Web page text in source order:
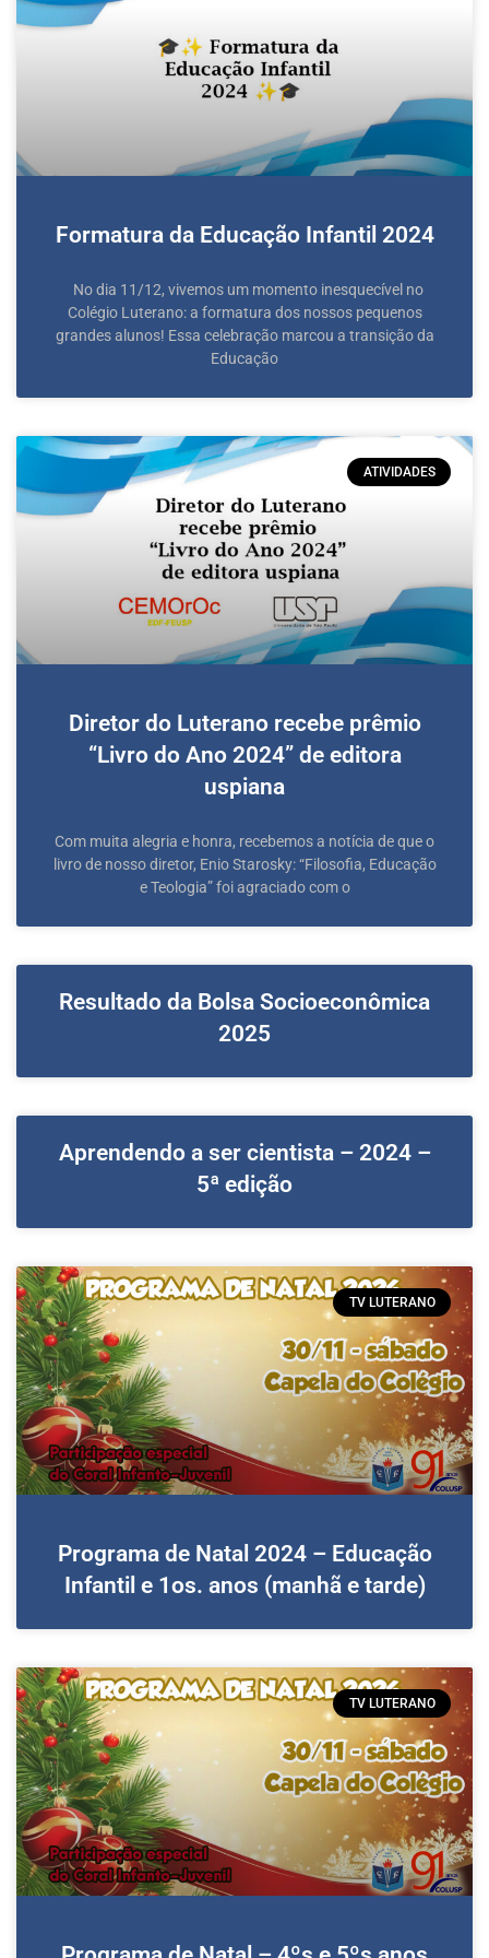
Formatura da Educação Infantil 2024
No dia 11/12, vivemos um momento inesquecível no
Colégio Luterano: a formatura dos nossos pequenos
grandes alunos! Essa celebração marcou a transição da
Educação
ATIVIDADES
Diretor do Luterano recebe prêmio
“Livro do Ano 2024” de editora
uspiana
Com muita alegria e honra, recebemos a notícia de que o
livro de nosso diretor, Enio Starosky: “Filosofia, Educação
e Teologia” foi agraciado com o
Resultado da Bolsa Socioeconômica
2025
Aprendendo a ser cientista – 2024 –
5ª edição
TV LUTERANO
Programa de Natal 2024 – Educação
Infantil e 1os. anos (manhã e tarde)
TV LUTERANO